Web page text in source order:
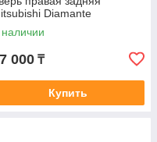
Diamante
000 ₸
Купить